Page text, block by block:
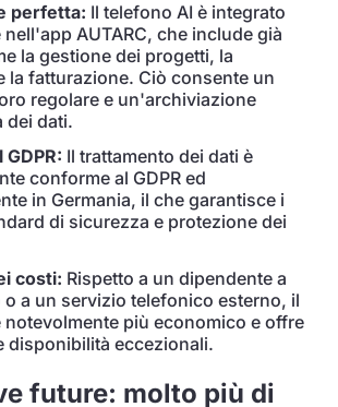
perfetta: Il telefono AI è integrato
AUTARC, che include già
la gestione dei progetti, la
la fatturazione. Ciò consente un
regolare e un'archiviazione
dei dati.
Il trattamento dei dati è
conforme al GDPR ed
in Germania, il che garantisce i
di sicurezza e protezione dei
costi: Rispetto a un dipendente a
a un servizio telefonico esterno, il
notevolmente più economico e offre
disponibilità eccezionali.
future: molto più di